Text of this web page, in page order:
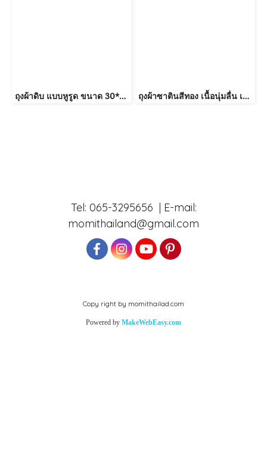
ถุงผ้าดิบ แบบหูรูด ขนาด 30*40cm สีขาวผ้าหนา ถุงผ้าซาตินสีทอง เนื้อนุ่มลื่น เงางาม หูรูดเชือก ใบเปล่า พร้อมส่ง
Tel: 065-3295656 | E-mail:
momithailand@gmail.com
Copy right by momithailad.com
Powered by MakeWebEasy.com